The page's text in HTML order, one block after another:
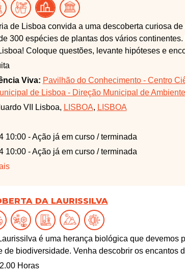
de Lisboa convida a uma descoberta curiosa
300 espécies de plantas dos vários
Coloque questões, levante hipóteses e
Viva: Pavilhão do Conhecimento - Centro
de Lisboa - Direção Municipal de
VII Lisboa, LISBOA, LISBOA
10:00 - Ação já em curso / terminada
10:00 - Ação já em curso / terminada
DA LAURISSILVA
é uma herança biológica que devemos
de biodiversidade. Venha descobrir os encantos
2.00 Horas